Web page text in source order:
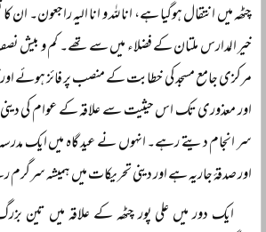
چٹھہ میں انتقال ہوگیا ہے، انا للہ و انا الیہ راجعون۔ ان
خیر المدارس ملتان کے فضلاء میں سے تھے۔ کم و بیش
مرکزی جامع مسجد کی خطابت کے منصب پر فائز ہوئے
اور معذوری تک اس حیثیت سے علاقہ کے عوام کی دینی
سر انجام دیتے رہے۔ انہوں نے عید گاہ میں ایک مدرسہ
اور صدقۂ جاریہ ہے اور دینی تحریکات میں ہمیشہ
ایک دور میں علی پور چٹھہ کے علاقہ میں تین